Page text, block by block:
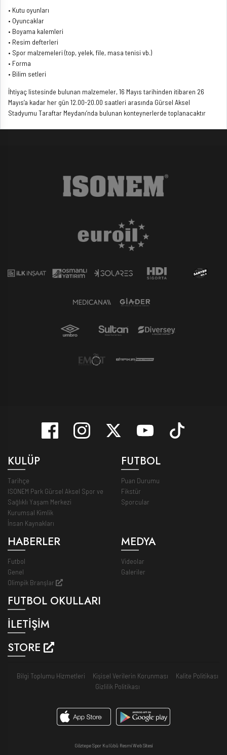
• Kutu oyunları
• Oyuncaklar
• Boyama kalemleri
• Resim defterleri
• Spor malzemeleri (top, yelek, file, masa tenisi vb.)
• Forma
• Bilim setleri
İhtiyaç listesinde bulunan malzemeler, 16 Mayıs tarihinden itibaren 26
Mayıs’a kadar her gün 12.00-20.00 saatleri arasında Gürsel Aksel
Stadyumu Taraftar Meydanı’nda bulunan konteynerlerde toplanacaktır
KULÜP
Tarihçe
ISONEM Park Gürsel Aksel Spor ve
Sağlıklı Yaşam Merkezi
Kurumsal Kimlik
İnsan Kaynakları
FUTBOL
Puan Durumu
Fikstür
Sporcular
HABERLER
Futbol
Genel
Olimpik Branşlar
MEDYA
Videolar
Galeriler
FUTBOL OKULLARI
İLETİŞİM
STORE
Bilgi Toplumu Hizmetleri Kişisel Verilerin Korunması
Kalite Politikası
Gizlilik Politikası
Göztepe Spor Kulübü Resmi Web Sitesi